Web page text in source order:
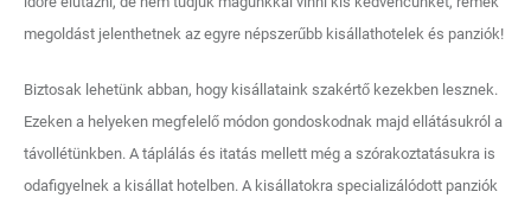
megoldást jelenthetnek az egyre népszerűbb kisállathotelek és panziók!
Biztosak lehetünk abban, hogy kisállataink szakértő kezekben lesznek.
Ezeken a helyeken megfelelő módon gondoskodnak majd ellátásukról a
távollétünkben. A táplálás és itatás mellett még a szórakoztatásukra is
odafigyelnek a kisállat hotelben. A kisállatokra specializálódott panziók